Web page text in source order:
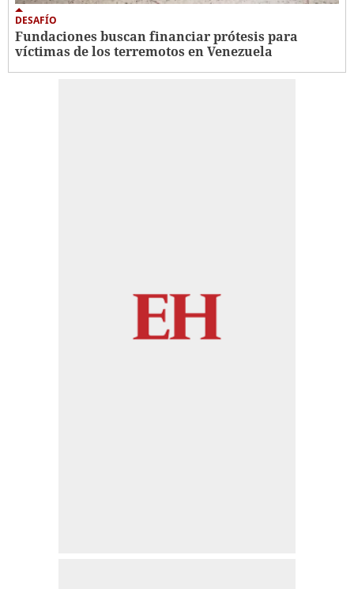
DESAFÍO
Fundaciones buscan financiar prótesis para
víctimas de los terremotos en Venezuela